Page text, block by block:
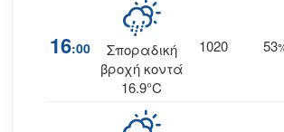
16:00
Σποραδική
βροχή κοντά
16.9°C
1020 53